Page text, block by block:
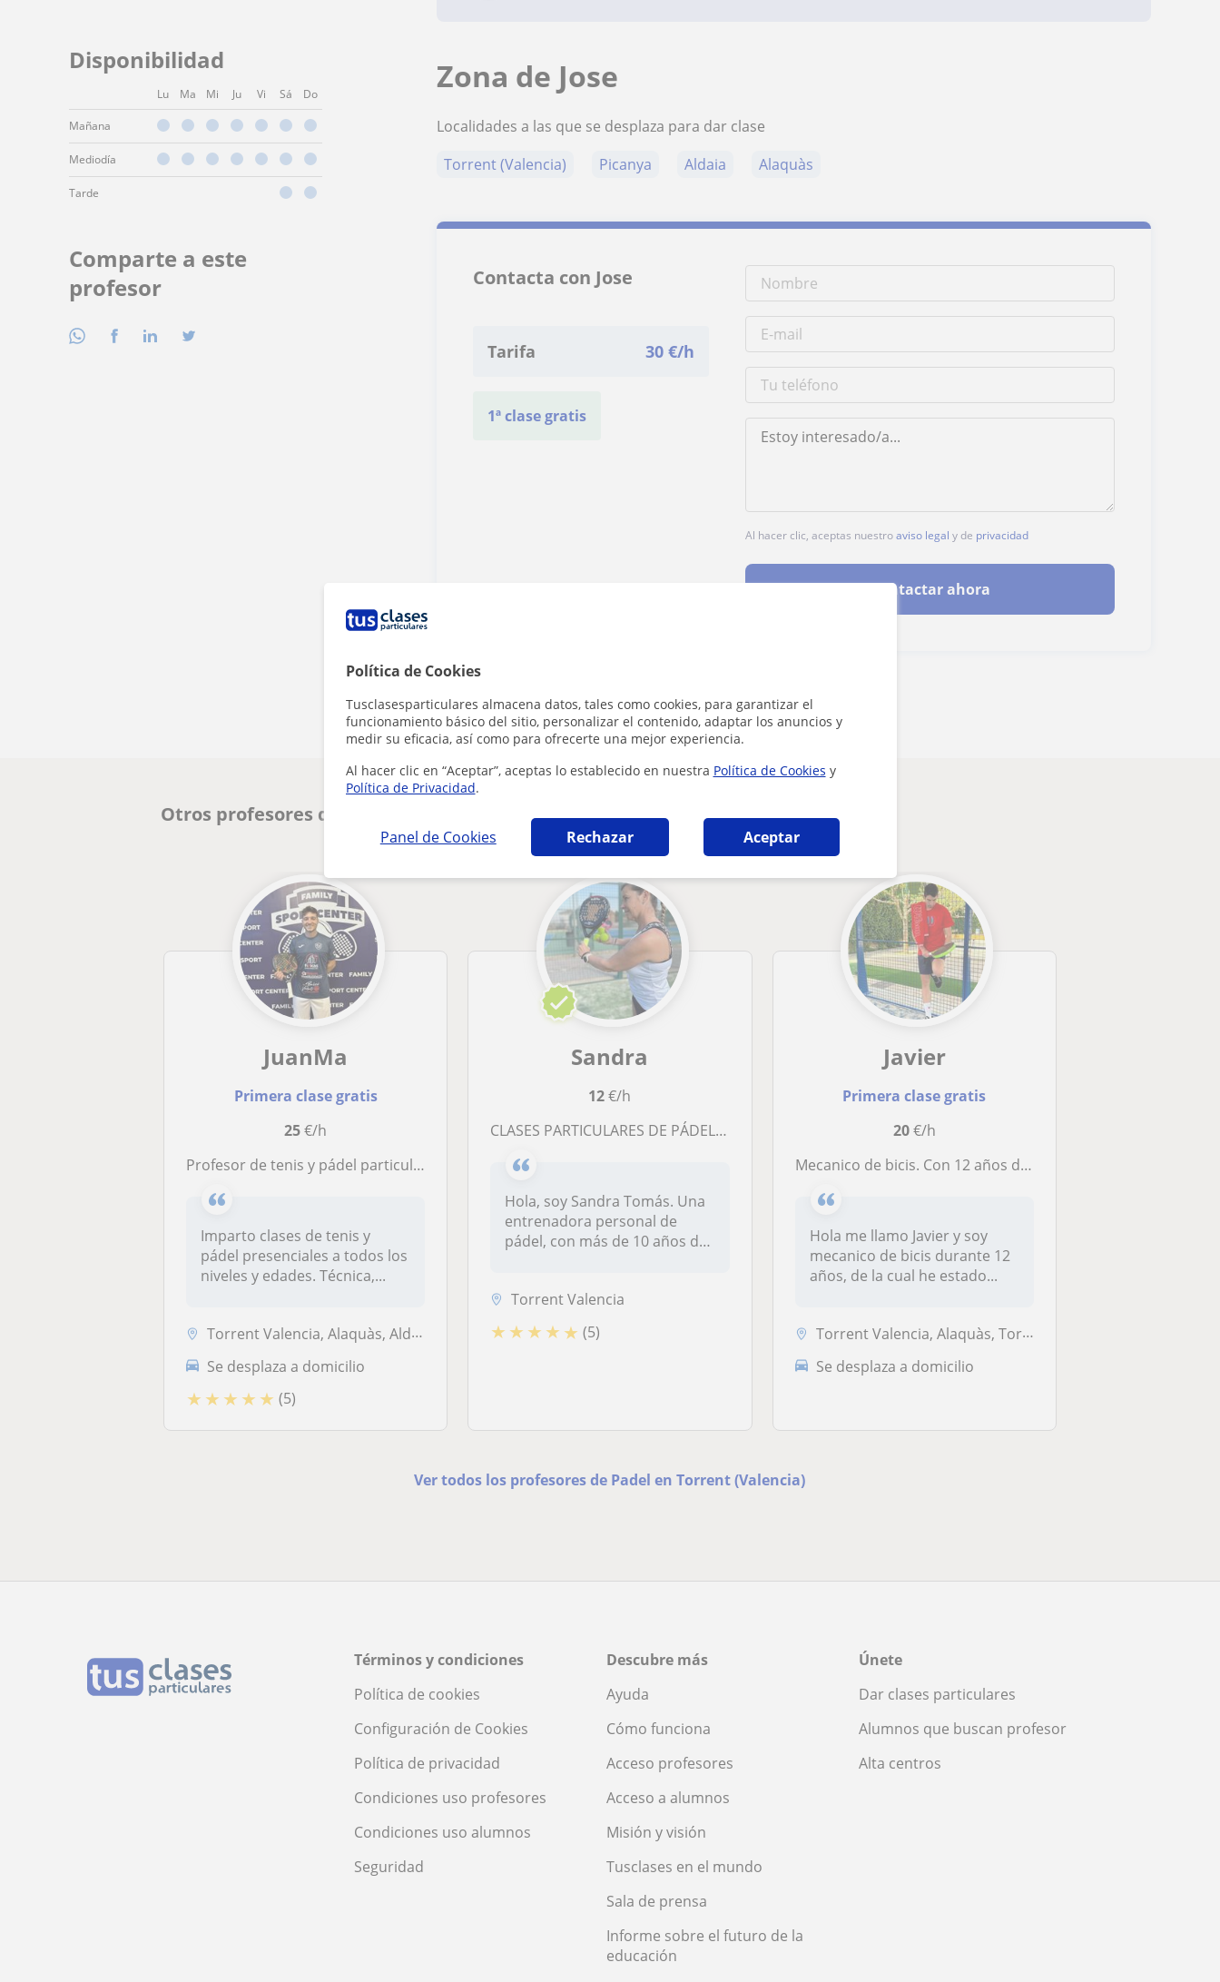
Política de Cookies
Tusclasesparticulares almacena datos, tales como cookies, para garantizar el
funcionamiento básico del sitio, personalizar el contenido, adaptar los anuncios y
medir su eficacia, así como para ofrecerte una mejor experiencia.
Al hacer clic en “Aceptar”, aceptas lo establecido en nuestra Política de Cookies y
Política de Privacidad.
Panel de Cookies Rechazar Aceptar
Disponibilidad
Lu Ma Mi Ju Vi Sá Do
Mañana
Mediodía
Tarde
Comparte a este
profesor
Zona de Jose
Localidades a las que se desplaza para dar clase
Torrent (Valencia)
Picanya Aldaia Alaquàs
Contacta con Jose
Tarifa 30 €/h
1ª clase gratis
Al hacer clic, aceptas nuestroaviso legal y de privacidad
Contactar ahora
¿Hay algún error en este perfil?
Otros profesores de Padel en Torrent (Valencia) que pueden interesarte
JuanMa
Primera clase gratis
25€/h
Profesor de tenis y pádel particular en Valencia
Imparto clases de tenis y
pádel presenciales a todos los
niveles y edades. Técnica,...
Torrent Valencia, Alaquàs, Aldaia, Picanya, Torrent (Valencia)
Se desplaza a domicilio
★ ★ ★ ★ ★ (5)
Sandra
12€/h
CLASES PARTICULARES DE PÁDEL EN TORRENT (VALENCIA)
Hola, soy Sandra Tomás. Una
entrenadora personal de
pádel, con más de 10 años de
Torrent Valencia
★ ★ ★ ★ ★ (5)
Javier
Primera clase gratis
20€/h
Mecanico de bicis. Con 12 años de experencia
Hola me llamo Javier y soy
mecanico de bicis durante 12
años, de la cual he estado...
Torrent Valencia, Alaquàs, Torrent (Valencia), Albal, Aldaia, Massanas...
Se desplaza a domicilio
Ver todos los profesores de Padel en Torrent (Valencia)
Términos y condiciones
Política de cookies
Configuración de Cookies
Política de privacidad
Condiciones uso profesores
Condiciones uso alumnos
Seguridad
Descubre más
Ayuda
Cómo funciona
Acceso profesores
Acceso a alumnos
Misión y visión
Tusclases en el mundo
Sala de prensa
Informe sobre el futuro de la
educación
Únete
Dar clases particulares
Alumnos que buscan profesor
Alta centros